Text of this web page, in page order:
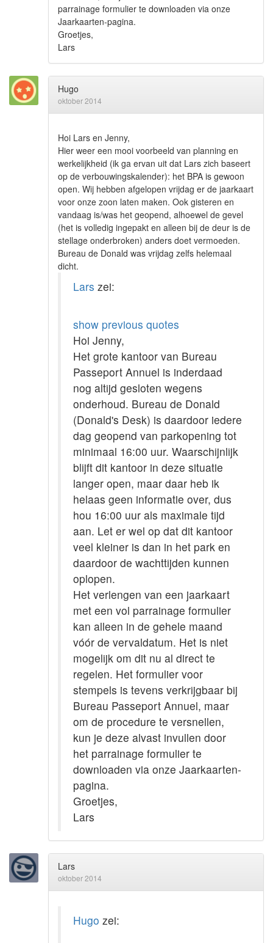
parrainage formulier te downloaden via onze
Jaarkaarten-pagina.
Groetjes,
Lars
Hugo
oktober 2014
Hoi Lars en Jenny,
Hier weer een mooi voorbeeld van planning en
werkelijkheid (ik ga ervan uit dat Lars zich baseert
op de verbouwingskalender): het BPA is gewoon
open. Wij hebben afgelopen vrijdag er de jaarkaart
voor onze zoon laten maken. Ook gisteren en
vandaag is/was het geopend, alhoewel de gevel
(het is volledig ingepakt en alleen bij de deur is de
stellage onderbroken) anders doet vermoeden.
Bureau de Donald was vrijdag zelfs helemaal
dicht.
Lars zei:
show previous quotes
Hoi Jenny,
Het grote kantoor van Bureau
Passeport Annuel is inderdaad
nog altijd gesloten wegens
onderhoud. Bureau de Donald
(Donald's Desk) is daardoor iedere
dag geopend van parkopening tot
minimaal 16:00 uur. Waarschijnlijk
blijft dit kantoor in deze situatie
langer open, maar daar heb ik
helaas geen informatie over, dus
hou 16:00 uur als maximale tijd
aan. Let er wel op dat dit kantoor
veel kleiner is dan in het park en
daardoor de wachttijden kunnen
oplopen.
Het verlengen van een jaarkaart
met een vol parrainage formulier
kan alleen in de gehele maand
vóór de vervaldatum. Het is niet
mogelijk om dit nu al direct te
regelen. Het formulier voor
stempels is tevens verkrijgbaar bij
Bureau Passeport Annuel, maar
om de procedure te versnellen,
kun je deze alvast invullen door
het parrainage formulier te
downloaden via onze Jaarkaarten-
pagina.
Groetjes,
Lars
Lars
oktober 2014
Hugo zei: